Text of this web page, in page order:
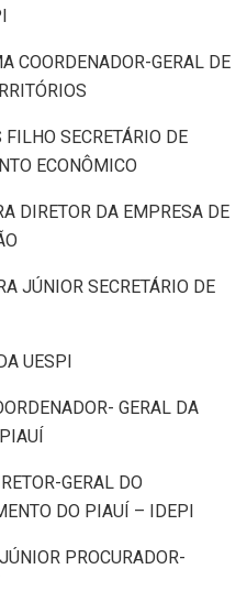
COORDENADOR-GERAL DE
FILHO SECRETÁRIO DE
ECONÔMICO
DIRETOR DA EMPRESA DE
JÚNIOR SECRETÁRIO DE
UESPI
GERAL DA
GERAL DO
DO PIAUÍ – IDEPI
PROCURADOR-